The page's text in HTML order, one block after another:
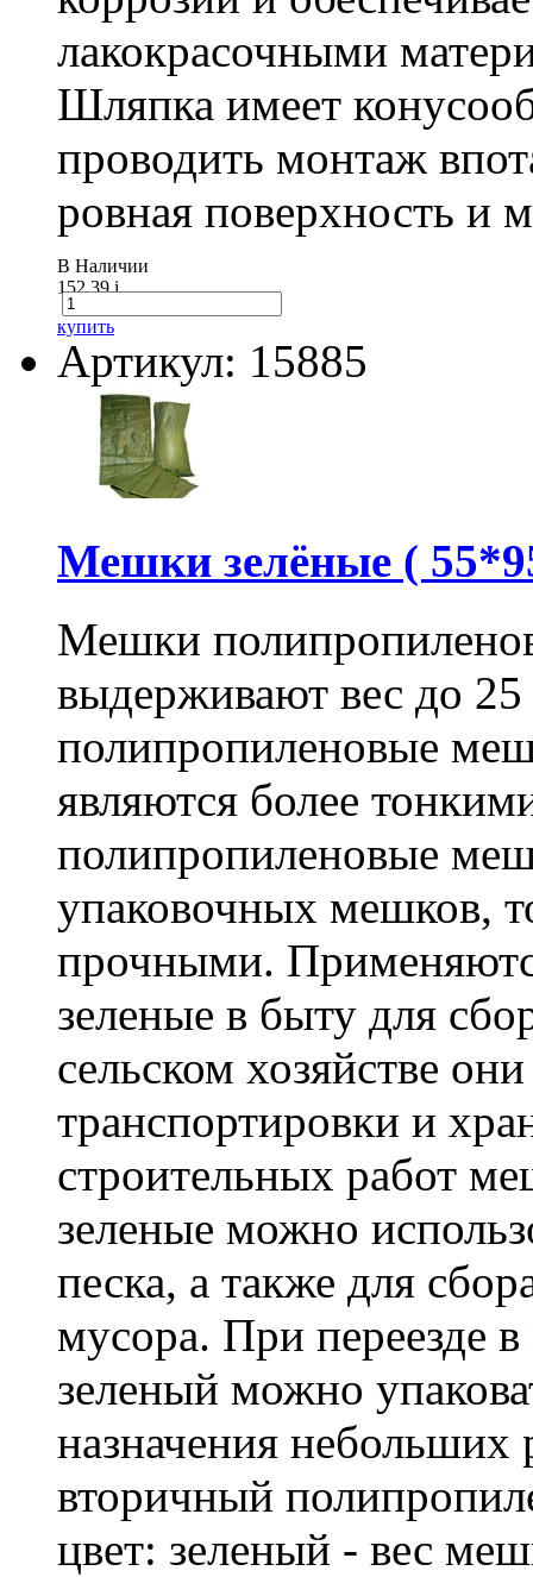
лакокрасочными
Шляпка имеет
проводить монтаж
ровная поверхность и
В Наличии
152.39i
купить
Артикул: 15885
Мешки зелёные (
Мешки
выдерживают вес до
полипропиленовые
являются более
полипропиленовые
упаковочных мешков,
прочными.
зеленые в быту для
сельском хозяйстве
транспортировки и
строительных работ
зеленые можно
песка, а также для
мусора. При переезде
зеленый можно
назначения небольших
вторичный
цвет: зеленый - вес